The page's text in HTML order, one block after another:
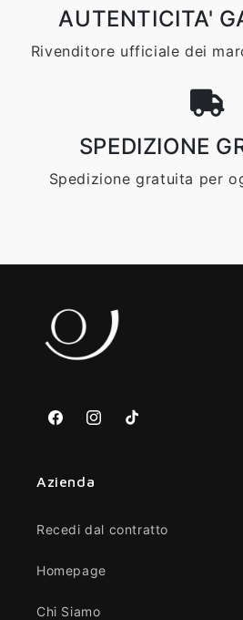
AUTENTICITA'
Rivenditore ufficiale dei
SPEDIZIONE
Spedizione gratuita per
FacebookInstagramTikTok
Azienda
Recedi dal contratto
Homepage
Chi Siamo